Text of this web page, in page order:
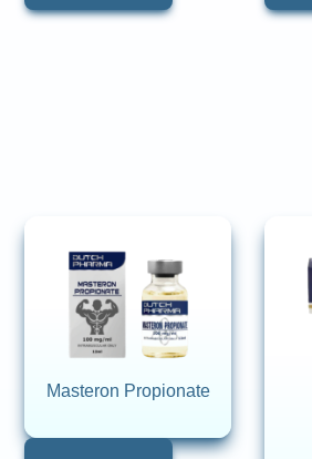
Masteron Propionate